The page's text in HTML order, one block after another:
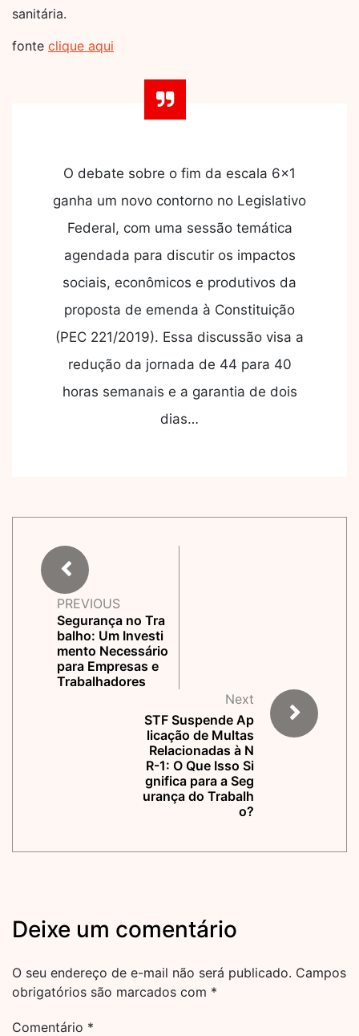
sanitária.
fonte clique aqui
O debate sobre o fim da escala 6×1
ganha um novo contorno no Legislativo
Federal, com uma sessão temática
agendada para discutir os impactos
sociais, econômicos e produtivos da
proposta de emenda à Constituição
(PEC 221/2019). Essa discussão visa a
redução da jornada de 44 para 40
horas semanais e a garantia de dois
dias…
PREVIOUS
Segurança no Tra
balho: Um Investi
mento Necessário
para Empresas e
Trabalhadores
Next
STF Suspende Ap
licação de Multas
Relacionadas à N
R-1: O Que Isso Si
gnifica para a Seg
urança do Trabalh
o?
Deixe um comentário
O seu endereço de e-mail não será publicado. Campos
obrigatórios são marcados com *
Comentário *